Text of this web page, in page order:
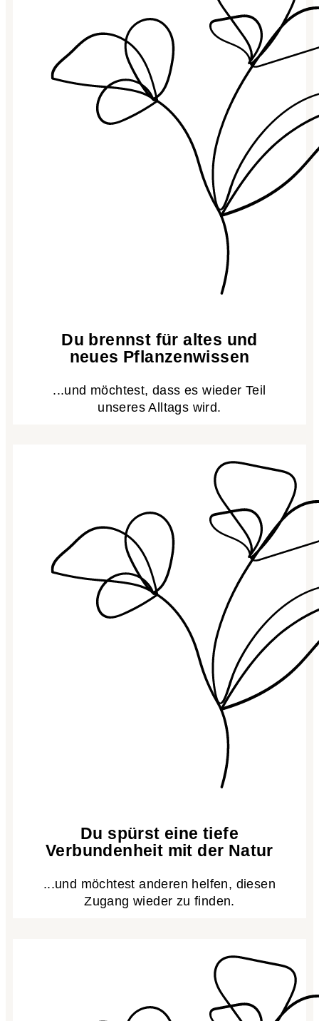
Du brennst für altes und
neues Pflanzenwissen
...und möchtest, dass es wieder Teil
unseres Alltags wird.
Du spürst eine tiefe
Verbundenheit mit der Natur
...und möchtest anderen helfen, diesen
Zugang wieder zu finden.